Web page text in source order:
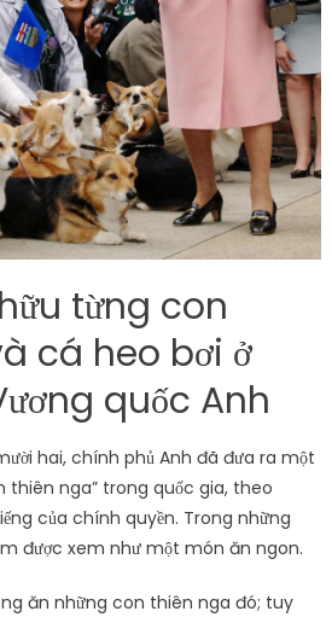
từng con
cá heo bơi ở
quốc Anh
hai, chính phủ Anh đã đưa ra một
thiên nga” trong quốc gia, theo
của chính quyền. Trong những
được xem như một món ăn ngon.
ăn những con thiên nga đó; tuy